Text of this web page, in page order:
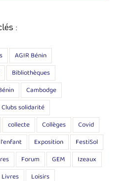
:
AGIR Bénin
Bibliothèques
Cambodge
Clubs solidarité
collecte Collèges
Covid
Exposition
FestiSol
Forum GEM
Izeaux
Livres
Loisirs